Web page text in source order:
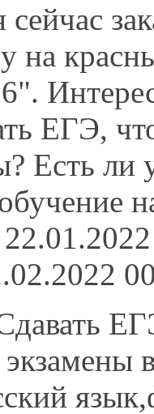
сейчас
на
ЕГЭ,
Есть ли